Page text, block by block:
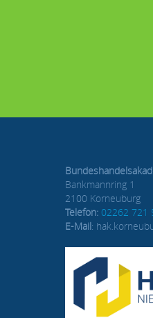
Bankmannring 1
2100 Korneuburg
Telefon: 02262 721
E-Mail: